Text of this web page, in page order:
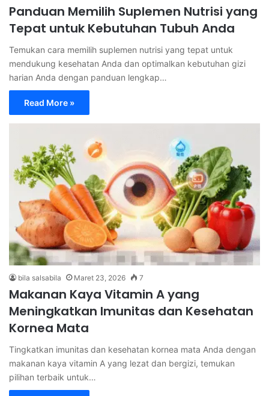
Panduan Memilih Suplemen Nutrisi yang
Tepat untuk Kebutuhan Tubuh Anda
Temukan cara memilih suplemen nutrisi yang tepat untuk
mendukung kesehatan Anda dan optimalkan kebutuhan gizi
harian Anda dengan panduan lengkap…
Read More »
bila salsabila Maret 23, 2026 7
Makanan Kaya Vitamin A yang
Meningkatkan Imunitas dan Kesehatan
Kornea Mata
Tingkatkan imunitas dan kesehatan kornea mata Anda dengan
makanan kaya vitamin A yang lezat dan bergizi, temukan
pilihan terbaik untuk…